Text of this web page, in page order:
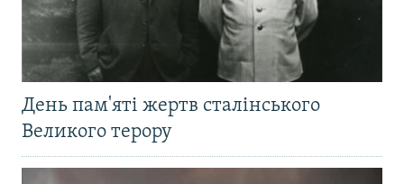
День пам'яті жертв сталінського
Великого терору